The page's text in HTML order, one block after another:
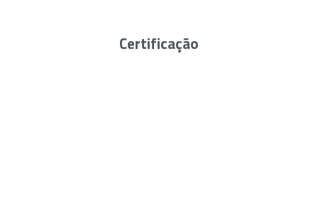
Certificação